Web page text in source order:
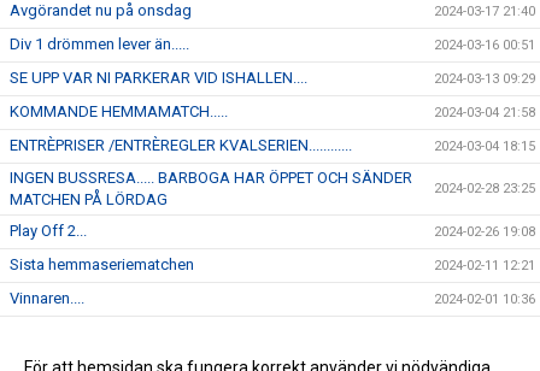
Avgörandet nu på onsdag 2024-03-17 21:40
Div 1 drömmen lever än..... 2024-03-16 00:51
SE UPP VAR NI PARKERAR VID ISHALLEN.... 2024-03-13 09:29
KOMMANDE HEMMAMATCH..... 2024-03-04 21:58
ENTRÈPRISER /ENTRÈREGLER KVALSERIEN............ 2024-03-04 18:15
INGEN BUSSRESA..... BARBOGA HAR ÖPPET OCH SÄNDER
MATCHEN PÅ LÖRDAG
2024-02-28 23:25
Play Off 2... 2024-02-26 19:08
Sista hemmaseriematchen 2024-02-11 12:21
Vinnaren.... 2024-02-01 10:36
Kommande hemmamatch..... 2024-01-22 12:45